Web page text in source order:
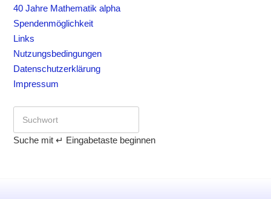
40 Jahre Mathematik alpha
Spendenmöglichkeit
Links
Nutzungsbedingungen
Datenschutzerklärung
Impressum
Suche mit ↵ Eingabetaste beginnen